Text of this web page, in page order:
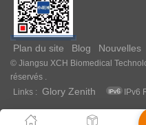
Plan du site Blog Nouvelles
© Jiangsu XCH Biomedical
réservés .
Links :
Glory Zenith IPv6